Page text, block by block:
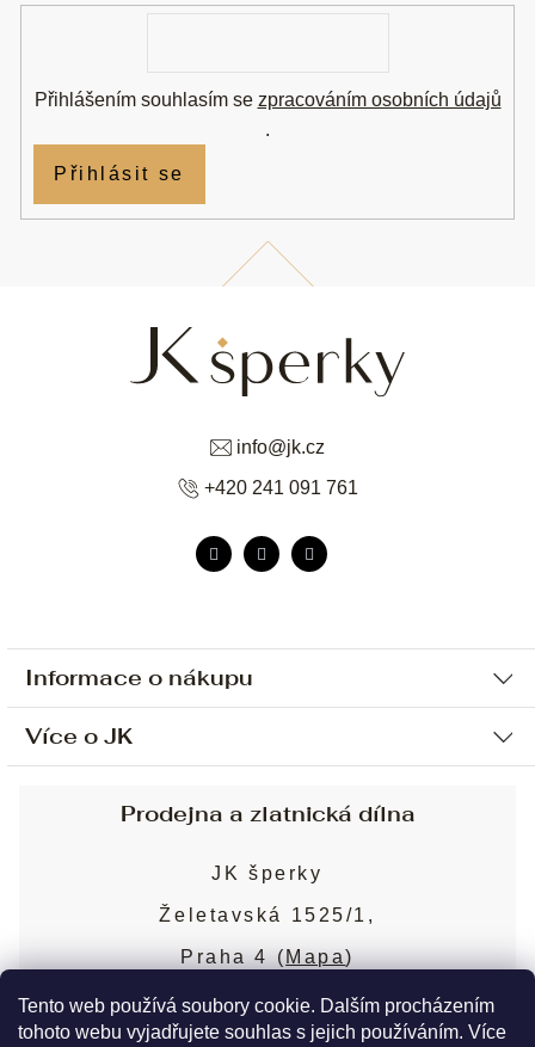
Tento web používá soubory cookie. Dalším procházením
tohoto webu vyjadřujete souhlas s jejich používáním. Více
Informace o nákupu
Ochrana osobních údajů
Sjednání osobní schůzky
Obchodní podmínky
Puncovní značky
Více o JK
Blog
Nejčastější dotazy
info@jk.cz
+420 241 091 761
Přihlášením souhlasím se zpracováním osobních údajů
.
Přihlásit se
Prodejna a zlatnická dílna
JK šperky
Želetavská 1525/1,
Praha 4 ( Mapa)
Více o prodejně